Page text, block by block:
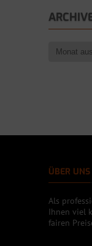
ÜBER UNS
Als
Ihnen viel
fairen